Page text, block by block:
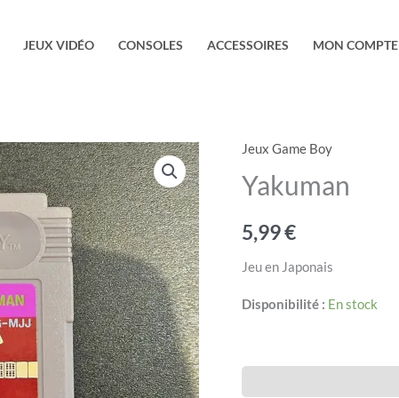
JEUX VIDÉO CONSOLES ACCESSOIRES MON COMPTE
Jeux Game Boy
Yakuman
5,99€
Jeu en Japonais
Disponibilité : En stock
quantité
de
Yakuman